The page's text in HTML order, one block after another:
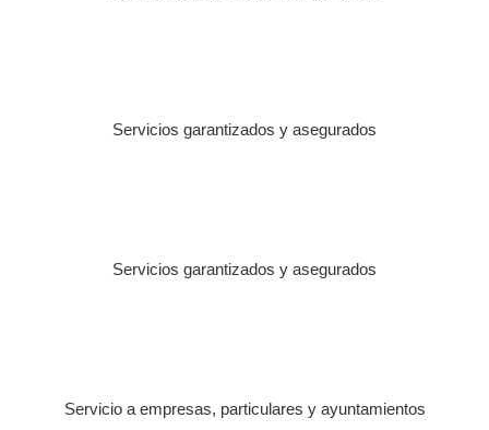
Servicios garantizados y asegurados
Servicios garantizados y asegurados
Servicio a empresas, particulares y ayuntamientos